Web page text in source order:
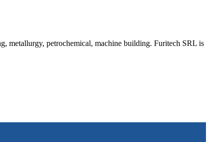
metallurgy, petrochemical, machine building. Furitech SRL is